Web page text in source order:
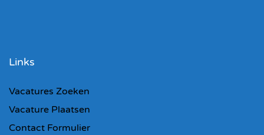
Links
Vacatures Zoeken
Vacature Plaatsen
Contact Formulier